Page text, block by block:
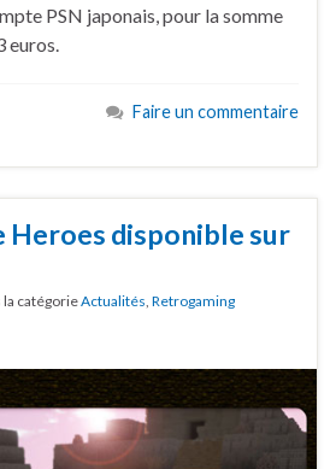
PSN japonais, pour la somme
euros.
Faire un commentaire
Heroes disponible sur
la catégorieActualités Retrogaming